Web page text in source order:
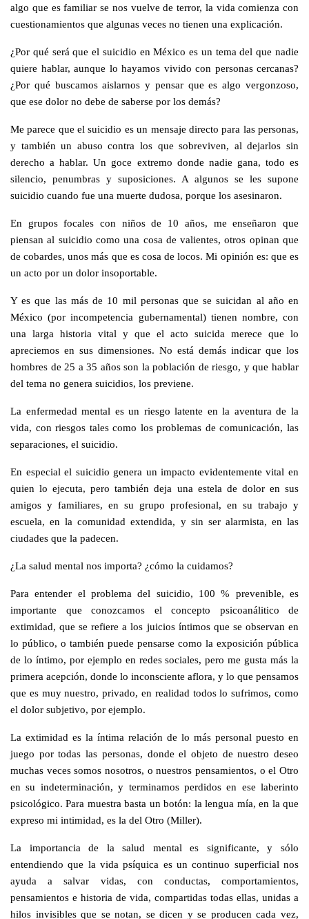
algo que es familiar se nos vuelve de terror, la vida comienza con
cuestionamientos que algunas veces no tienen una explicación.
¿Por qué será que el suicidio en México es un tema del que nadie
quiere hablar, aunque lo hayamos vivido con personas cercanas?
¿Por qué buscamos aislarnos y pensar que es algo vergonzoso,
que ese dolor no debe de saberse por los demás?
Me parece que el suicidio es un mensaje directo para las personas,
y también un abuso contra los que sobreviven, al dejarlos sin
derecho a hablar. Un goce extremo donde nadie gana, todo es
silencio, penumbras y suposiciones. A algunos se les supone
suicidio cuando fue una muerte dudosa, porque los asesinaron.
En grupos focales con niños de 10 años, me enseñaron que
piensan al suicidio como una cosa de valientes, otros opinan que
de cobardes, unos más que es cosa de locos. Mi opinión es: que es
un acto por un dolor insoportable.
Y es que las más de 10 mil personas que se suicidan al año en
México (por incompetencia gubernamental) tienen nombre, con
una larga historia vital y que el acto suicida merece que lo
apreciemos en sus dimensiones. No está demás indicar que los
hombres de 25 a 35 años son la población de riesgo, y que hablar
del tema no genera suicidios, los previene.
La enfermedad mental es un riesgo latente en la aventura de la
vida, con riesgos tales como los problemas de comunicación, las
separaciones, el suicidio.
En especial el suicidio genera un impacto evidentemente vital en
quien lo ejecuta, pero también deja una estela de dolor en sus
amigos y familiares, en su grupo profesional, en su trabajo y
escuela, en la comunidad extendida, y sin ser alarmista, en las
ciudades que la padecen.
¿La salud mental nos importa? ¿cómo la cuidamos?
Para entender el problema del suicidio, 100 % prevenible, es
importante que conozcamos el concepto psicoanálitico de
extimidad, que se refiere a los juicios íntimos que se observan en
lo público, o también puede pensarse como la exposición pública
de lo íntimo, por ejemplo en redes sociales, pero me gusta más la
primera acepción, donde lo inconsciente aflora, y lo que pensamos
que es muy nuestro, privado, en realidad todos lo sufrimos, como
el dolor subjetivo, por ejemplo.
La extimidad es la íntima relación de lo más personal puesto en
juego por todas las personas, donde el objeto de nuestro deseo
muchas veces somos nosotros, o nuestros pensamientos, o el Otro
en su indeterminación, y terminamos perdidos en ese laberinto
psicológico. Para muestra basta un botón: la lengua mía, en la que
expreso mi intimidad, es la del Otro (Miller).
La importancia de la salud mental es significante, y sólo
entendiendo que la vida psíquica es un continuo superficial nos
ayuda a salvar vidas, con conductas, comportamientos,
pensamientos e historia de vida, compartidas todas ellas, unidas a
hilos invisibles que se notan, se dicen y se producen cada vez,